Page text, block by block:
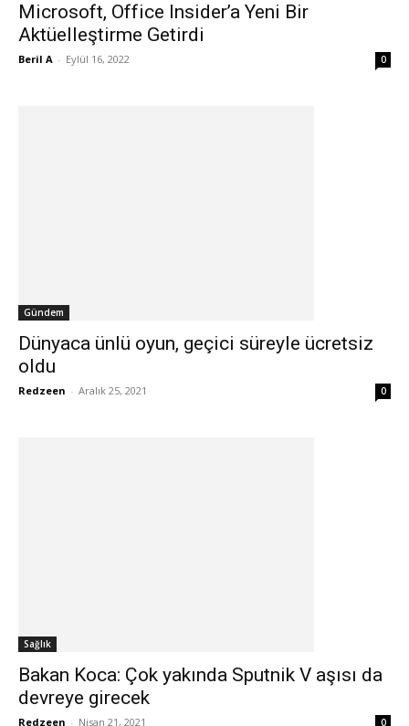
Microsoft, Office Insider’a Yeni Bir
Aktüelleştirme Getirdi
Beril A - Eylül 16, 2022 0
Gündem
Dünyaca ünlü oyun, geçici süreyle ücretsiz
oldu
Redzeen - Aralık 25, 2021 0
Sağlık
Bakan Koca: Çok yakında Sputnik V aşısı da
devreye girecek
Redzeen - Nisan 21, 2021 0